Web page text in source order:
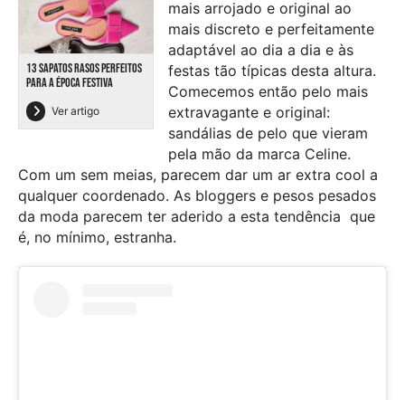
13 SAPATOS RASOS PERFEITOS
PARA A ÉPOCA FESTIVA
Ver artigo
mais arrojado e original ao
mais discreto e perfeitamente
adaptável ao dia a dia e às
festas tão típicas desta altura.
Comecemos então pelo mais
extravagante e original:
sandálias de pelo que vieram
pela mão da marca Celine.
Com um sem meias, parecem dar um ar extra cool a
qualquer coordenado. As bloggers e pesos pesados
da moda parecem ter aderido a esta tendência que
é, no mínimo, estranha.